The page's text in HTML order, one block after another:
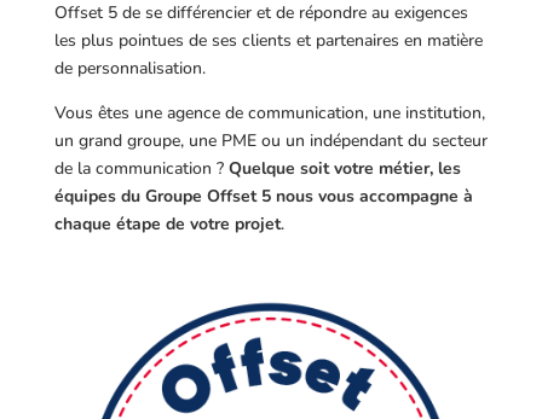
Offset 5 de se différencier et de répondre au exigences
les plus pointues de ses clients et partenaires en matière
de personnalisation.
Vous êtes une agence de communication, une institution,
un grand groupe, une PME ou un indépendant du secteur
de la communication ? Quelque soit votre métier, les
équipes du Groupe Offset 5 nous vous accompagne à
chaque étape de votre projet.